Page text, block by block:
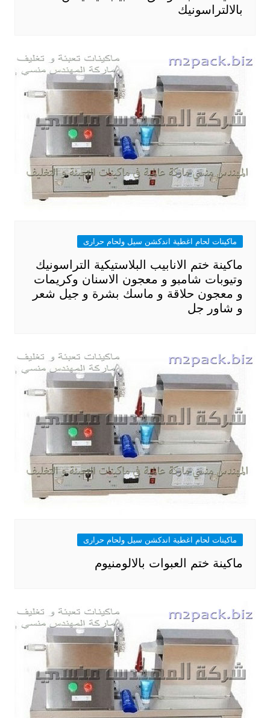
بالالتراسونيك
ماكينات لحام اغطية اندكشن سيل ولحام حرارى
ماكينة ختم الانابيب البلاستيكية التراسونيك
وتيوبات شامبو و معجون الاسنان وكريمات
و معجون حلاقة و ماسك بشرة و جيل شعر
و شاور جل
ماكينات لحام اغطية اندكشن سيل ولحام حرارى
ماكينة ختم العبوات بالالومنيوم